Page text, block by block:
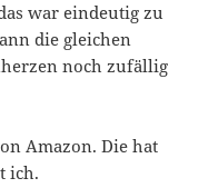
war eindeutig zu
die gleichen
noch zufällig
Amazon. Die hat
ich.